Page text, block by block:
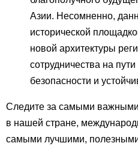
Азии. Несомненно,
исторической
новой архитектуры
сотрудничества на пути
безопасности и
Следите за самыми важными
в нашей стране,
самыми лучшими,